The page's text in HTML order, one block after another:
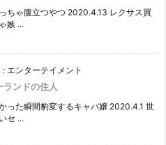
ちゃ腹立つやつ 2020.4.13 レクサス買
嫉 ...
: エンターテイメント
ランドの住人
った瞬間豹変するキャバ嬢 2020.4.1 世
セ ...